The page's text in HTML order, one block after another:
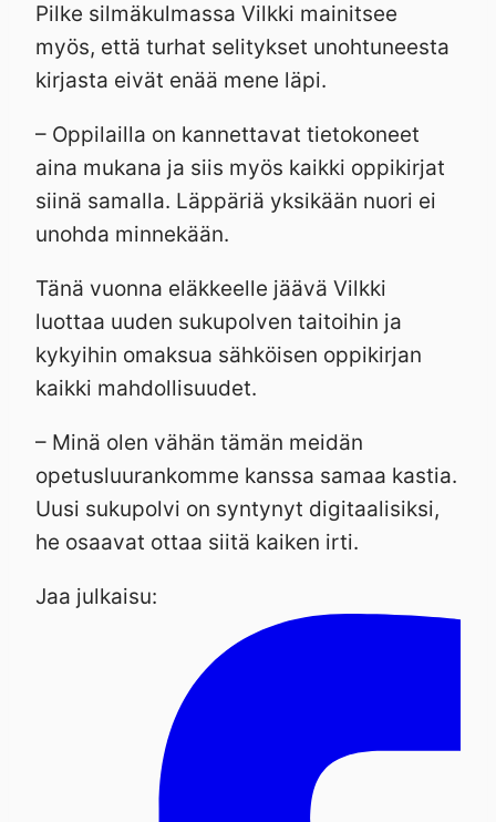
Pilke silmäkulmassa Vilkki mainitsee
myös, että turhat selitykset unohtuneesta
kirjasta eivät enää mene läpi.
– Oppilailla on kannettavat tietokoneet
aina mukana ja siis myös kaikki oppikirjat
siinä samalla. Läppäriä yksikään nuori ei
unohda minnekään.
Tänä vuonna eläkkeelle jäävä Vilkki
luottaa uuden sukupolven taitoihin ja
kykyihin omaksua sähköisen oppikirjan
kaikki mahdollisuudet.
– Minä olen vähän tämän meidän
opetusluurankomme kanssa samaa kastia.
Uusi sukupolvi on syntynyt digitaalisiksi,
he osaavat ottaa siitä kaiken irti.
Jaa julkaisu: